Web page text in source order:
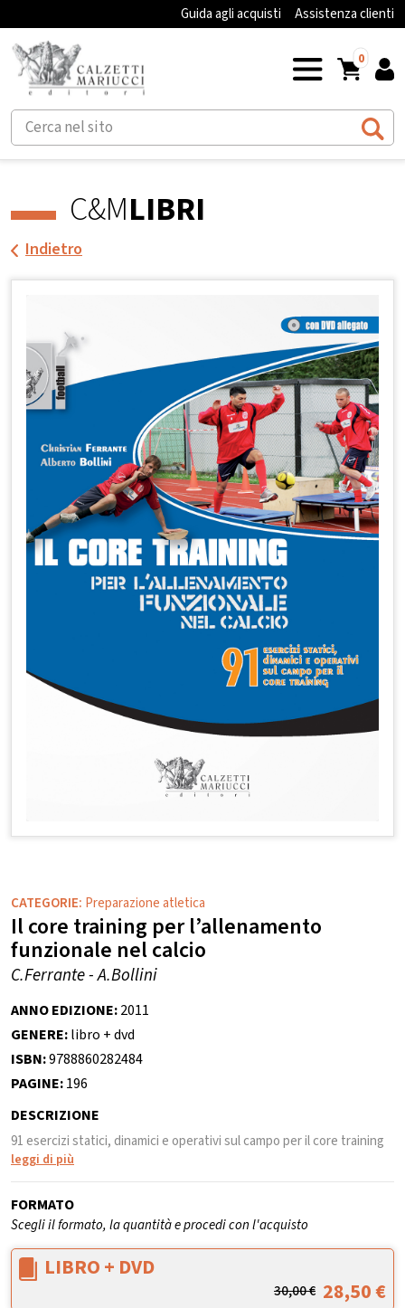
Guida agli acquisti Assistenza clienti
0
C&MLIBRI
Indietro
CATEGORIE: Preparazione atletica
Il core training per l’allenamento
funzionale nel calcio
C.Ferrante - A.Bollini
ANNO EDIZIONE:2011
GENERE:libro + dvd
ISBN:9788860282484
PAGINE:196
DESCRIZIONE
91 esercizi statici, dinamici e operativi sul campo per il core training
leggi di più
FORMATO
Scegli il formato, la quantità e procedi con l'acquisto
LIBRO + DVD
30,00€ 28,50€